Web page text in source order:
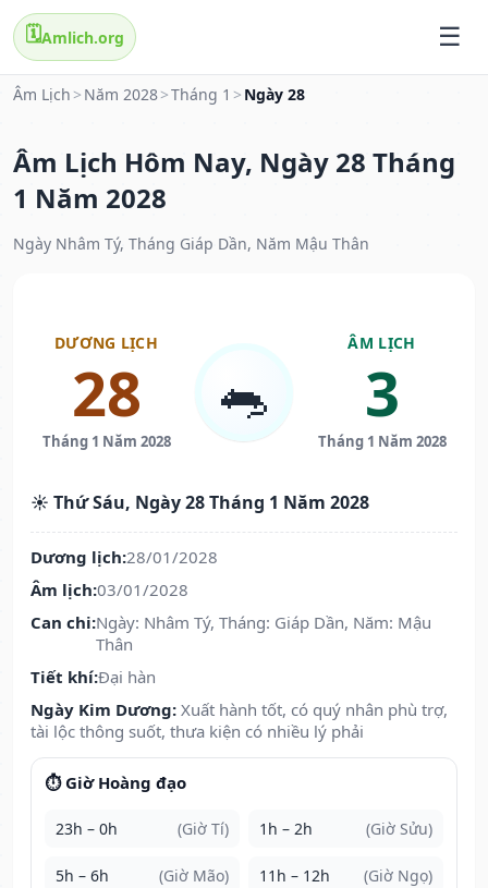
🗓️Amlich.org
Âm Lịch > Năm 2028>Tháng 1 > Ngày 28
Âm Lịch Hôm Nay, Ngày 28 Tháng
1 Năm 2028
Ngày Nhâm Tý, Tháng Giáp Dần, Năm Mậu Thân
DƯƠNG LỊCH
28
Tháng 1 Năm 2028
🐀
ÂM LỊCH
3
Tháng 1 Năm 2028
☀️ Thứ Sáu, Ngày 28 Tháng 1 Năm 2028
Dương lịch:28/01/2028
Âm lịch:03/01/2028
Can chi:Ngày: Nhâm Tý, Tháng: Giáp Dần, Năm: Mậu
Thân
Tiết khí:Đại hàn
Ngày Kim Dương: Xuất hành tốt, có quý nhân phù trợ,
tài lộc thông suốt, thưa kiện có nhiều lý phải
⏱️ Giờ Hoàng đạo
23h – 0h (Giờ Tí) 1h – 2h (Giờ Sửu)
5h – 6h (Giờ Mão) 11h – 12h (Giờ Ngọ)